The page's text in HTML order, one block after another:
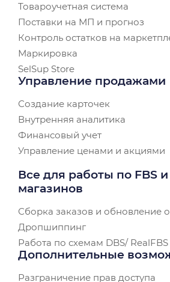
Товароучетная система
Поставки на МП и прогноз
Контроль остатков на
Маркировка
SelSup Store
Управление продажами
Создание карточек
Внутренняя аналитика
Финансовый учет
Управление ценами и акциями
Все для работы по FBS
магазинов
Сборка заказов и обновление
Дропшиппинг
Работа по схемам DBS/ RealFBS
Дополнительные
Разграничение прав доступа